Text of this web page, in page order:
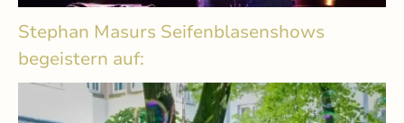
Stephan Masurs Seifenblasenshows
begeistern auf: